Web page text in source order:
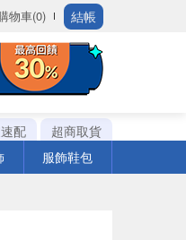
物車(0) 結帳
配
超商取貨
服飾鞋包